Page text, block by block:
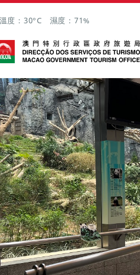
溫度： 30°C 濕度： 71%
行政區政府旅遊局